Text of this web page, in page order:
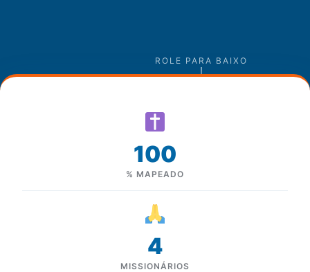
ROLE PARA BAIXO
100
% MAPEADO
4
MISSIONÁRIOS